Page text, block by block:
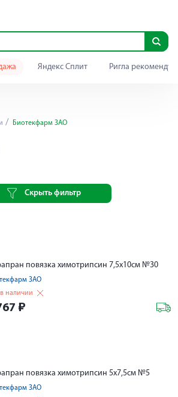
Яндекс Сплит Ригла
Биотекфарм ЗАО
Скрыть фильтр
повязка химотрипсин 7,5х10см №30
ЗАО
наличии
₽
повязка химотрипсин 5х7,5см №5
ЗАО